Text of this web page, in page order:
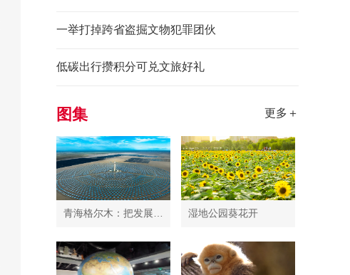
一举打掉跨省盗掘文物犯罪团伙
低碳出行攒积分可兑文旅好礼
图集 更多＋
湿地公园葵花开